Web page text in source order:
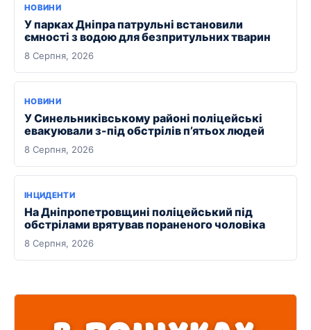
НОВИНИ
У парках Дніпра патрульні встановили
ємності з водою для безпритульних тварин
8 Серпня, 2026
НОВИНИ
У Синельниківському районі поліцейські
евакуювали з-під обстрілів п’ятьох людей
8 Серпня, 2026
ІНЦИДЕНТИ
На Дніпропетровщині поліцейський під
обстрілами врятував пораненого чоловіка
8 Серпня, 2026